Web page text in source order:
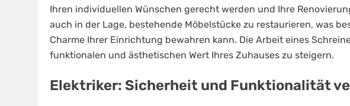
Ihren individuellen Wünschen gerecht werden und Ihre
auch in der Lage, bestehende Möbelstücke zu restaurieren, was
Charme Ihrer Einrichtung bewahren kann. Die Arbeit eines
funktionalen und ästhetischen Wert Ihres Zuhauses zu steigern.
Elektriker: Sicherheit und Funktionalität